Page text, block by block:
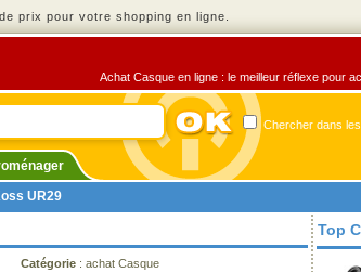
prix pour votre shopping en ligne.
Achat Casque en ligne : le meilleur réflexe pour
Chercher dans
UR29
Catégorie : achat Casque
Top